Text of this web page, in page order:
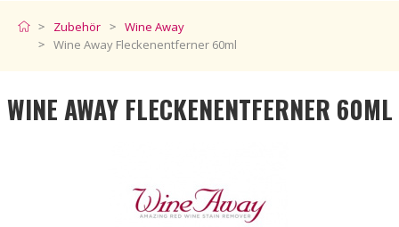
Zubehör
Wine Away
Wine Away Fleckenentferner 60ml
WINE AWAY FLECKENENTFERNER 60ML